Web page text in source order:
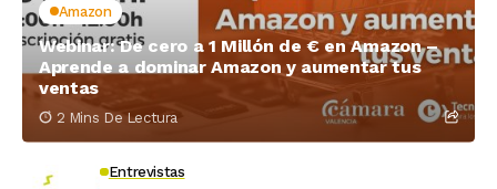
Amazon
Webinar: De cero a 1 Millón de € en Amazon –
Aprende a dominar Amazon y aumentar tus
ventas
2 Mins De Lectura
Entrevistas